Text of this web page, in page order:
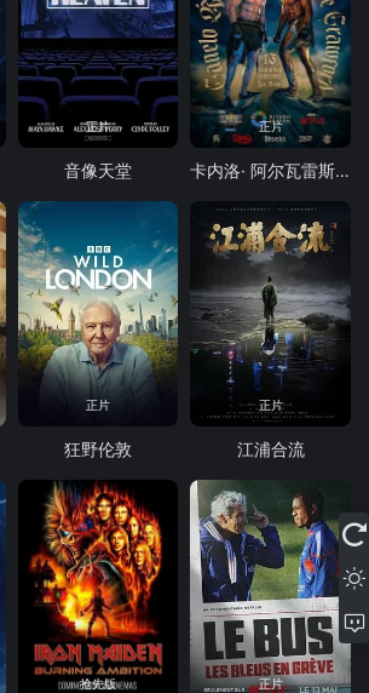
正片
音像天堂
正片
卡内洛· 阿尔瓦雷斯 vs 特伦斯·克劳福德
正片
狂野伦敦
正片
江浦合流
抢先版 正片